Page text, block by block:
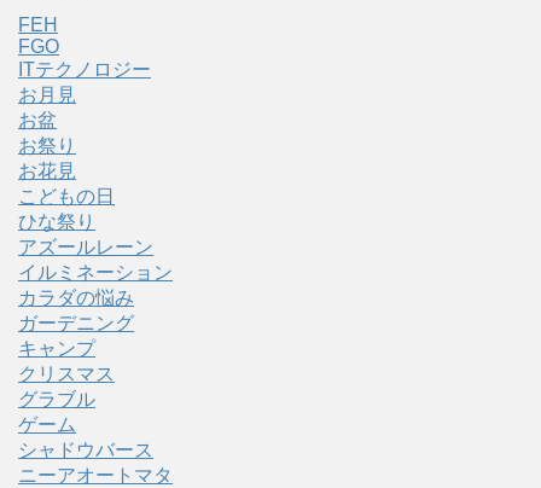
FEH
FGO
ITテクノロジー
お月見
お盆
お祭り
お花見
こどもの日
ひな祭り
アズールレーン
イルミネーション
カラダの悩み
ガーデニング
キャンプ
クリスマス
グラブル
ゲーム
シャドウバース
ニーアオートマタ